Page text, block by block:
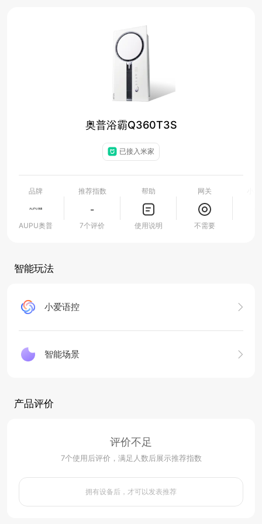
奥普浴霸Q360T3S
已接入米家
品牌
AUPU奥普
推荐指数
-
7个评价
帮助
使用说明
网关
不需要
智能玩法
小爱语控
智能场景
产品评价
评价不足
7个使用后评价，满足人数后展示推荐指数
拥有设备后，才可以发表推荐